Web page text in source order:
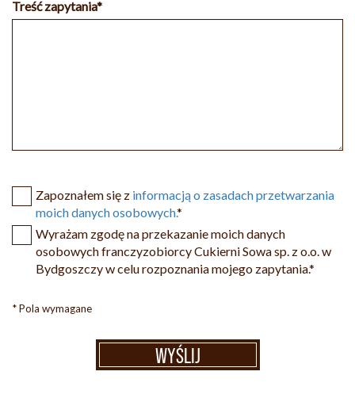
Treść zapytania*
Zapoznałem się z informacją o zasadach przetwarzania
moich danych osobowych.*
Wyrażam zgodę na przekazanie moich danych
osobowych franczyzobiorcyCukierni Sowa sp. z o.o. w
Bydgoszczyw celu rozpoznania mojego zapytania.*
* Pola wymagane
WYŚLIJ